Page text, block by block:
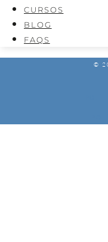
CURSOS
BLOG
FAQS
©